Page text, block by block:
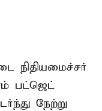
நிதியமைச்சர்
பட்ஜெட்
நேற்று